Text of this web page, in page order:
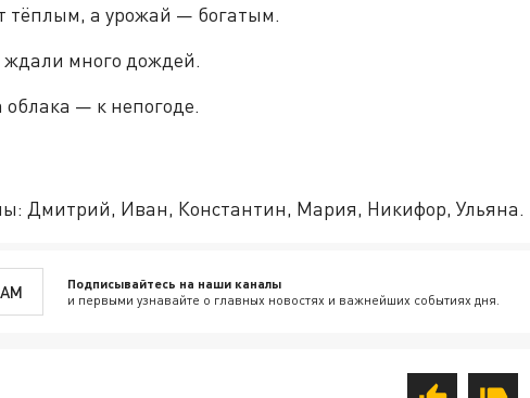
тёплым, а урожай — богатым.
ждали много дождей.
облака — к непогоде.
Дмитрий, Иван, Константин, Мария, Никифор, Ульяна.
Подписывайтесь на наши каналы
и первыми узнавайте о главных новостях и важнейших событиях дня.